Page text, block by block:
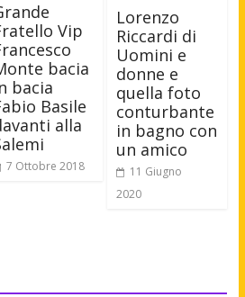
Vip
bacia
bacia
Basile
alla
7 Ottobre 2018
Lorenzo
Riccardi di
Uomini e
donne e
quella foto
conturbante
in bagno con
un amico
11 Giugno
2020